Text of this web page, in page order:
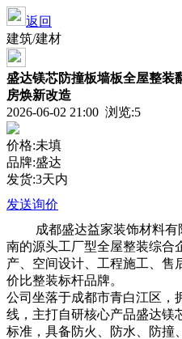
返回
建筑/建材
盛达镁芯防撞板墙板全屋整装
房焕新改造
2026-06-02 21:00 浏览:5
价格:未填
品牌:盛达
发货:3天内
发送询价
成都盛达益家装饰材料有
南的源头工厂型全屋整装综合
产、空间设计、工程施工、售
价比整装标杆品牌。
公司坐落于成都市青白江区，
线，主打自研核心产品盛达镁
标准，具备防火、防水、防撞